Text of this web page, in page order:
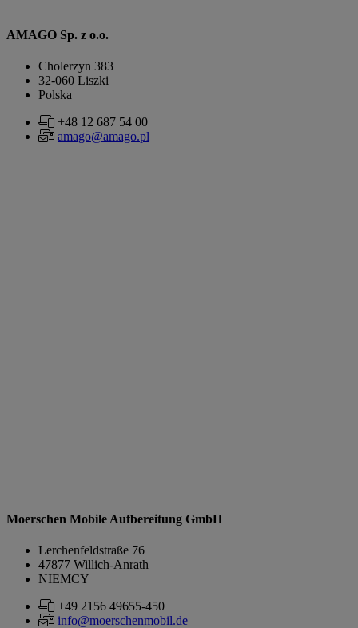
AMAGO Sp. z o.o.
Cholerzyn 383
32-060 Liszki
Polska
+48 12 687 54 00
amago@amago.pl
Moerschen Mobile Aufbereitung GmbH
Lerchenfeldstraße 76
47877 Willich-Anrath
NIEMCY
+49 2156 49655-450
info@moerschenmobil.de